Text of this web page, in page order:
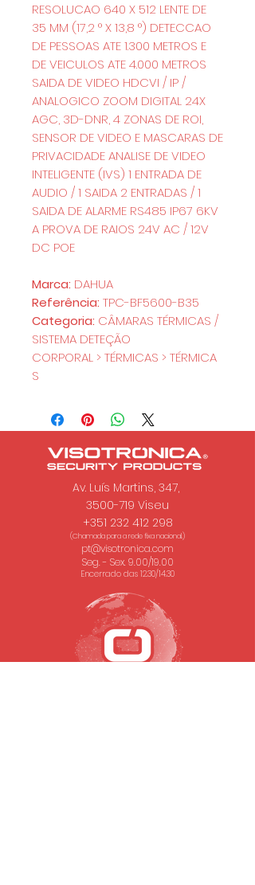
RESOLUCAO 640 X 512 LENTE DE
35 MM (17,2 ° X 13,8 °) DETECCAO
DE PESSOAS ATE 1.300 METROS E
DE VEICULOS ATE 4.000 METROS
SAIDA DE VIDEO HDCVI / IP /
ANALOGICO ZOOM DIGITAL 24X
AGC, 3D-DNR, 4 ZONAS DE ROI,
SENSOR DE VIDEO E MASCARAS DE
PRIVACIDADE ANALISE DE VIDEO
INTELIGENTE (IVS) 1 ENTRADA DE
AUDIO / 1 SAIDA 2 ENTRADAS / 1
SAIDA DE ALARME RS485 IP67 6KV
A PROVA DE RAIOS 24V AC / 12V
DC POE
Marca: DAHUA
Referência: TPC-BF5600-B35
Categoria: CÂMARAS TÉRMICAS /
SISTEMA DETEÇÃO
CORPORAL > TÉRMICAS > TÉRMICA
S
Av. Luís Martins, 347,
3500-719 Viseu
+351 232 412 298
(Chamada para a rede fixa nacional.)
pt@visotronica.com
Seg. - Sex. 9.00/19.00
Encerrado das 12.30/14.30